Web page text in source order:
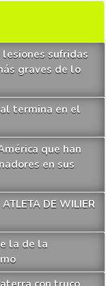
lesiones sufridas
graves de lo
termina en el
que han
en sus
DE WILIER
la de la